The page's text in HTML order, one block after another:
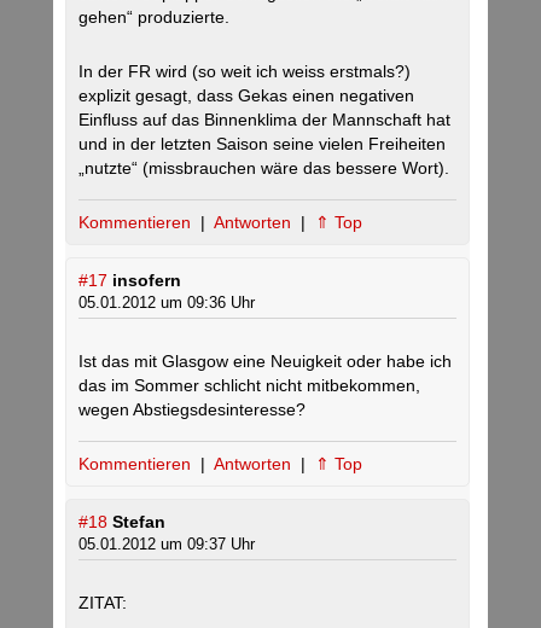
gehen“ produzierte.
In der FR wird (so weit ich weiss erstmals?)
explizit gesagt, dass Gekas einen negativen
Einfluss auf das Binnenklima der Mannschaft hat
und in der letzten Saison seine vielen Freiheiten
„nutzte“ (missbrauchen wäre das bessere Wort).
Kommentieren | Antworten | ⇑ Top
#17 insofern
05.01.2012 um 09:36 Uhr
Ist das mit Glasgow eine Neuigkeit oder habe ich
das im Sommer schlicht nicht mitbekommen,
wegen Abstiegsdesinteresse?
Kommentieren | Antworten | ⇑ Top
#18 Stefan
05.01.2012 um 09:37 Uhr
ZITAT: